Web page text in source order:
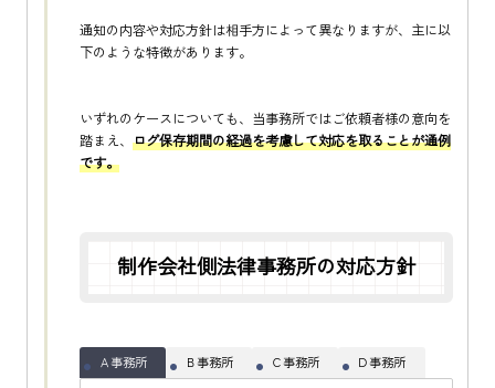
通知の内容や対応方針は相手方によって異なりますが、主に以
下のような特徴があります。
いずれのケースについても、当事務所ではご依頼者様の意向を
踏まえ、 ログ保存期間の経過を考慮して対応を取ることが通例
です。
制作会社側法律事務所の対応方針
Ａ事務所 Ｂ事務所 Ｃ事務所 Ｄ事務所